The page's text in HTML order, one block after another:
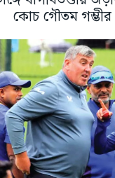
কোচ গৌতম